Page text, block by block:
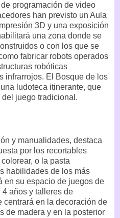
programación de video
han previsto un Aula
3D y una exposición
una zona donde se
o con los que se
fabricar robots operados
robóticas
infrarrojos. El Bosque de los
ludoteca itinerante, que
juego tradicional.
y manualidades, destaca
por los recortables
o la pasta
habilidades de los más
en su espacio de juegos de
4 años y talleres de
centrará en la decoración de
de madera y en la posterior